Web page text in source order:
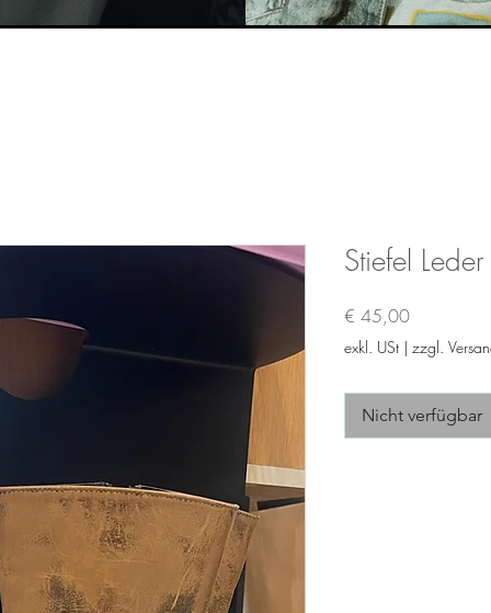
Stiefel Leder
€ 45,00Preis
exkl. USt | zzgl.
Nicht verfügbar